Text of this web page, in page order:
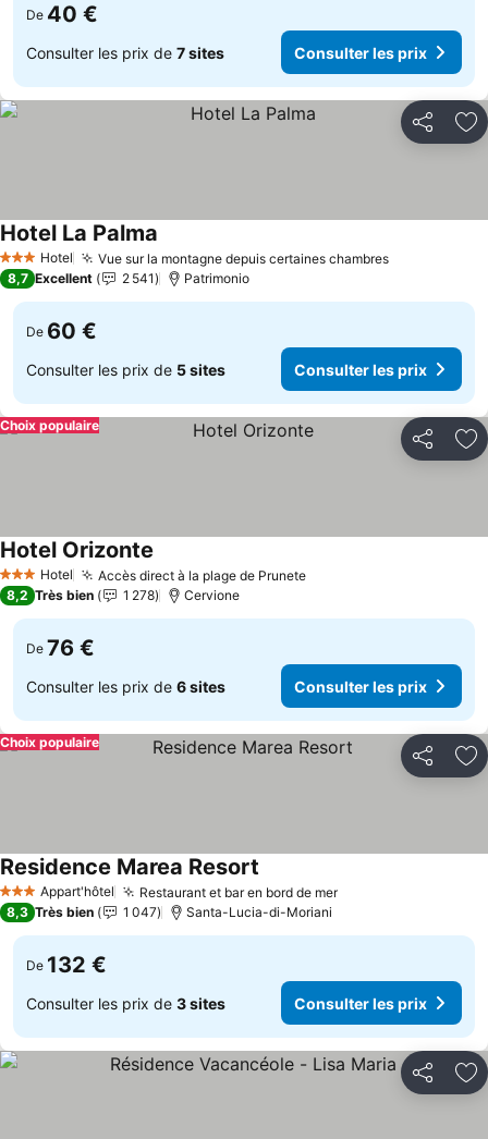
De 40 €
Consulter les prix de 7 sites Consulter les prix
Partager
3 ÉtoilesHotel Vue sur la montagne depuis certaines chambresConsulter
Hotel La Palma
8,7 Excellent 2 541 Patrimonio
De 60 €
Consulter les prix de 5 sites Consulter les prix
Partager
Choix populaire
3 ÉtoilesHotel Accès direct à la plage de PruneteConsulter les prix
Hotel Orizonte
8,2 Très bien 1 278 Cervione
De 76 €
Consulter les prix de 6 sites Consulter les prix
Partager
Choix populaire
3 ÉtoilesAppart'hôtel Restaurant et bar en bord de merConsulter les prix
Residence Marea Resort
8,3 Très bien 1 047 Santa-Lucia-di-Moriani
De 132 €
Consulter les prix de 3 sites Consulter les prix
Partager